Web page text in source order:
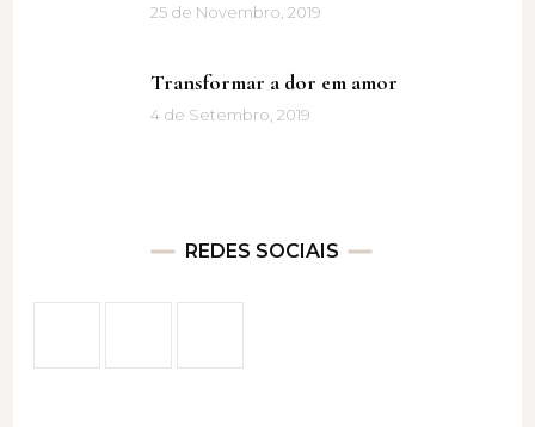
25 de Novembro, 2019
Transformar a dor em amor
4 de Setembro, 2019
REDES SOCIAIS